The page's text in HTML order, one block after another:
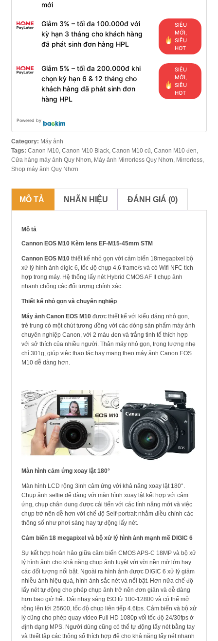
mới
Giảm 3% – tối đa 100.000đ với
kỳ hạn 3 tháng cho khách hàng
đã phát sinh đơn hàng HPL
SIÊU
MỚI,
SIÊU
HOT
Giảm 5% – tối đa 200.000đ khi
chọn kỳ hạn 6 & 12 tháng cho
khách hàng đã phát sinh đơn
hàng HPL
SIÊU
MỚI,
SIÊU
HOT
Powered by
Category: Máy ảnh
Tags: Canon M10, Canon M10 Black, Canon M10 cũ, Canon M10 đen,
Cửa hàng máy ảnh Quy Nhơn, Máy ảnh Mirrorless Quy Nhơn, Mirrorless,
Shop máy ảnh Quy Nhơn
MÔ TẢ NHÃN HIỆU ĐÁNH GIÁ (0)
Mô tả
Cannon EOS M10 Kèm lens EF-M15-45mm STM
Cannon EOS M10 thiết kế nhỏ gọn với cảm biến 18megapixel bộ
xử lý hình ảnh digic 6, tốc độ chụp 4,6 frame/s và có Wifi NFC tích
hợp trong máy. Hệ thống lấy nét Hybrid CMOS AF II chụp ảnh
nhanh chống các đối tượng chính xác.
Thiết kế nhỏ gọn và chuyên nghiệp
Máy ảnh Canon EOS M10 được thiết kế với kiểu dáng nhỏ gọn,
trẻ trung có một chút tương đồng với các dòng sản phẩm máy ảnh
chuyên nghiệp Canon, với 2 màu đen và trắng tinh tế thích hợp
với sở thích của nhiều người. Thân máy nhỏ gọn, trọng lượng nhẹ
chỉ 301g, giúp việc thao tác hay mang theo máy ảnh Canon EOS
M10 dễ dàng hơn.
Màn hình cảm ứng xoay lật 180°
Màn hình LCD rộng 3inh cảm ứng với khả năng xoay lật 180°.
Chụp ảnh selfie dể dàng với màn hình xoay lật kết hợp với cảm
ứng, chụp chân dung được cải tiến với các tính năng mới và việc
chụp trở nên dễ hơn với chế độ Self-portrait nhằm điều chỉnh các
thông số như phơi sáng hay tự động lấy nét.
Cảm biến 18 megapixel và bộ xử lý hình ảnh mạnh mẽ DIGIC 6
Sự kết hợp hoàn hảo giữa cảm biến CMOS APS-C 18MP và bộ xử
lý hình ảnh cho khả năng chụp ảnh tuyệt với vời nền mờ lớn hay
các đối tượng nổi bật. Ngoài ra hình ảnh được DIGIC 6 xử lý giảm
nhiễu ảnh hiệu quả, hình ảnh sắc nét và nổi bật. Hơn nữa chế độ
lấy nét tự động cho phép chụp ảnh trở nên đơn giản và dễ dàng
hơn bao giờ hết. Dải nhạy sáng ISO từ 100-12800 và có thể mở
rộng lên tới 25600, tốc độ chụp liên tiếp 4.6fps. Cảm biến và bộ xử
lý cũng cho phép quay video Full HD 1080p vối tốc độ 24/30fps ở
định dạng MPS. Người dùng cũng có thể tự động lấy nét bằng tay
và thiết lập các thông số thích hợp để cho khả năng lấy nét nhanh